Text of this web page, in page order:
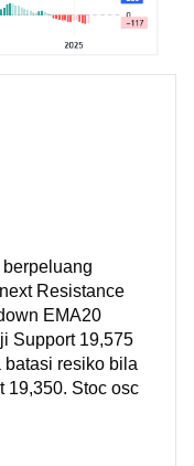
Resistance
EMA20
Support 19,575
batasi resiko bila
19,350. Stoc osc